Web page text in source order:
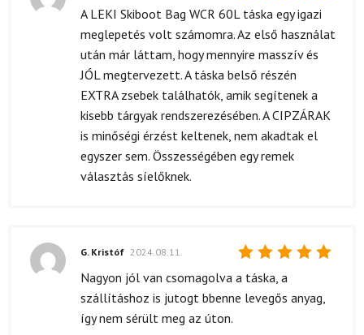
Értékelés:
/ 5
A LEKI Skiboot Bag WCR 60L táska egy igazi
meglepetés volt számomra. Az első használat
után már láttam, hogy mennyire masszív és
JÓL megtervezett. A táska belső részén
EXTRA zsebek találhatók, amik segítenek a
kisebb tárgyak rendszerezésében. A CIPZÁRAK
is minőségi érzést keltenek, nem akadtak el
egyszer sem. Összességében egy remek
választás síelőknek.
Értékelés:
/ 5
G. Kristóf 2024.08.11.
Nagyon jól van csomagolva a táska, a
szállításhoz is jutogt bbenne levegős anyag,
így nem sérült meg az úton.